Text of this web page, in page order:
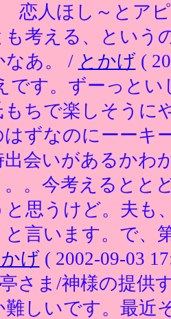
人ほし～とアピ
も考える、という
なあ。 / とかげ(
です。ずーっと
もちで楽しそうに
はずなのにーーキ
出会いがあるかわ
。今考えるとと
と思うけど。夫も
と言います。で、
げ( 2002-09-03
さま/神様の提供
難しいです。最近